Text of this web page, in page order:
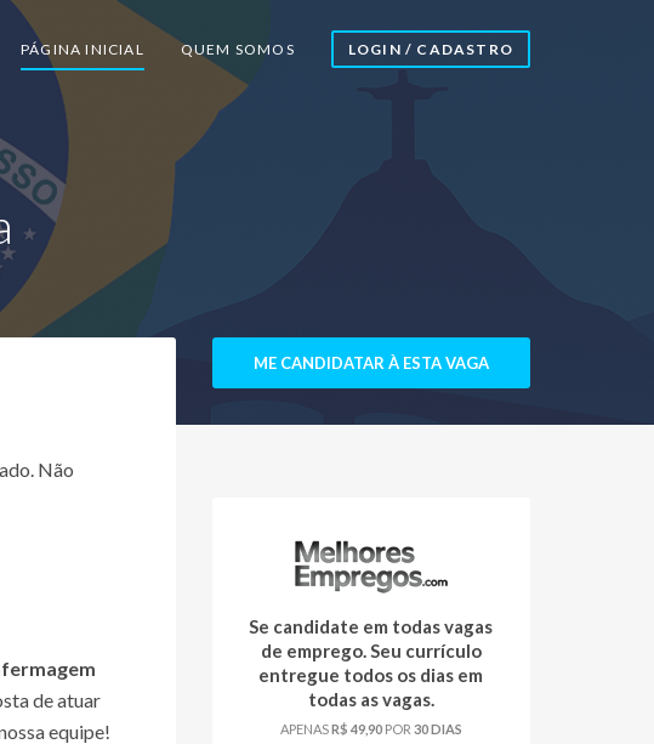
PÁGINA INICIAL QUEM SOMOS LOGIN / CADASTRO
Não
de atuar
equipe!
ME CANDIDATAR À ESTA VAGA
Se candidate em todas vagas
de emprego. Seu currículo
entregue todos os dias em
todas as vagas.
APENASR$ 49,90POR 30 DIAS